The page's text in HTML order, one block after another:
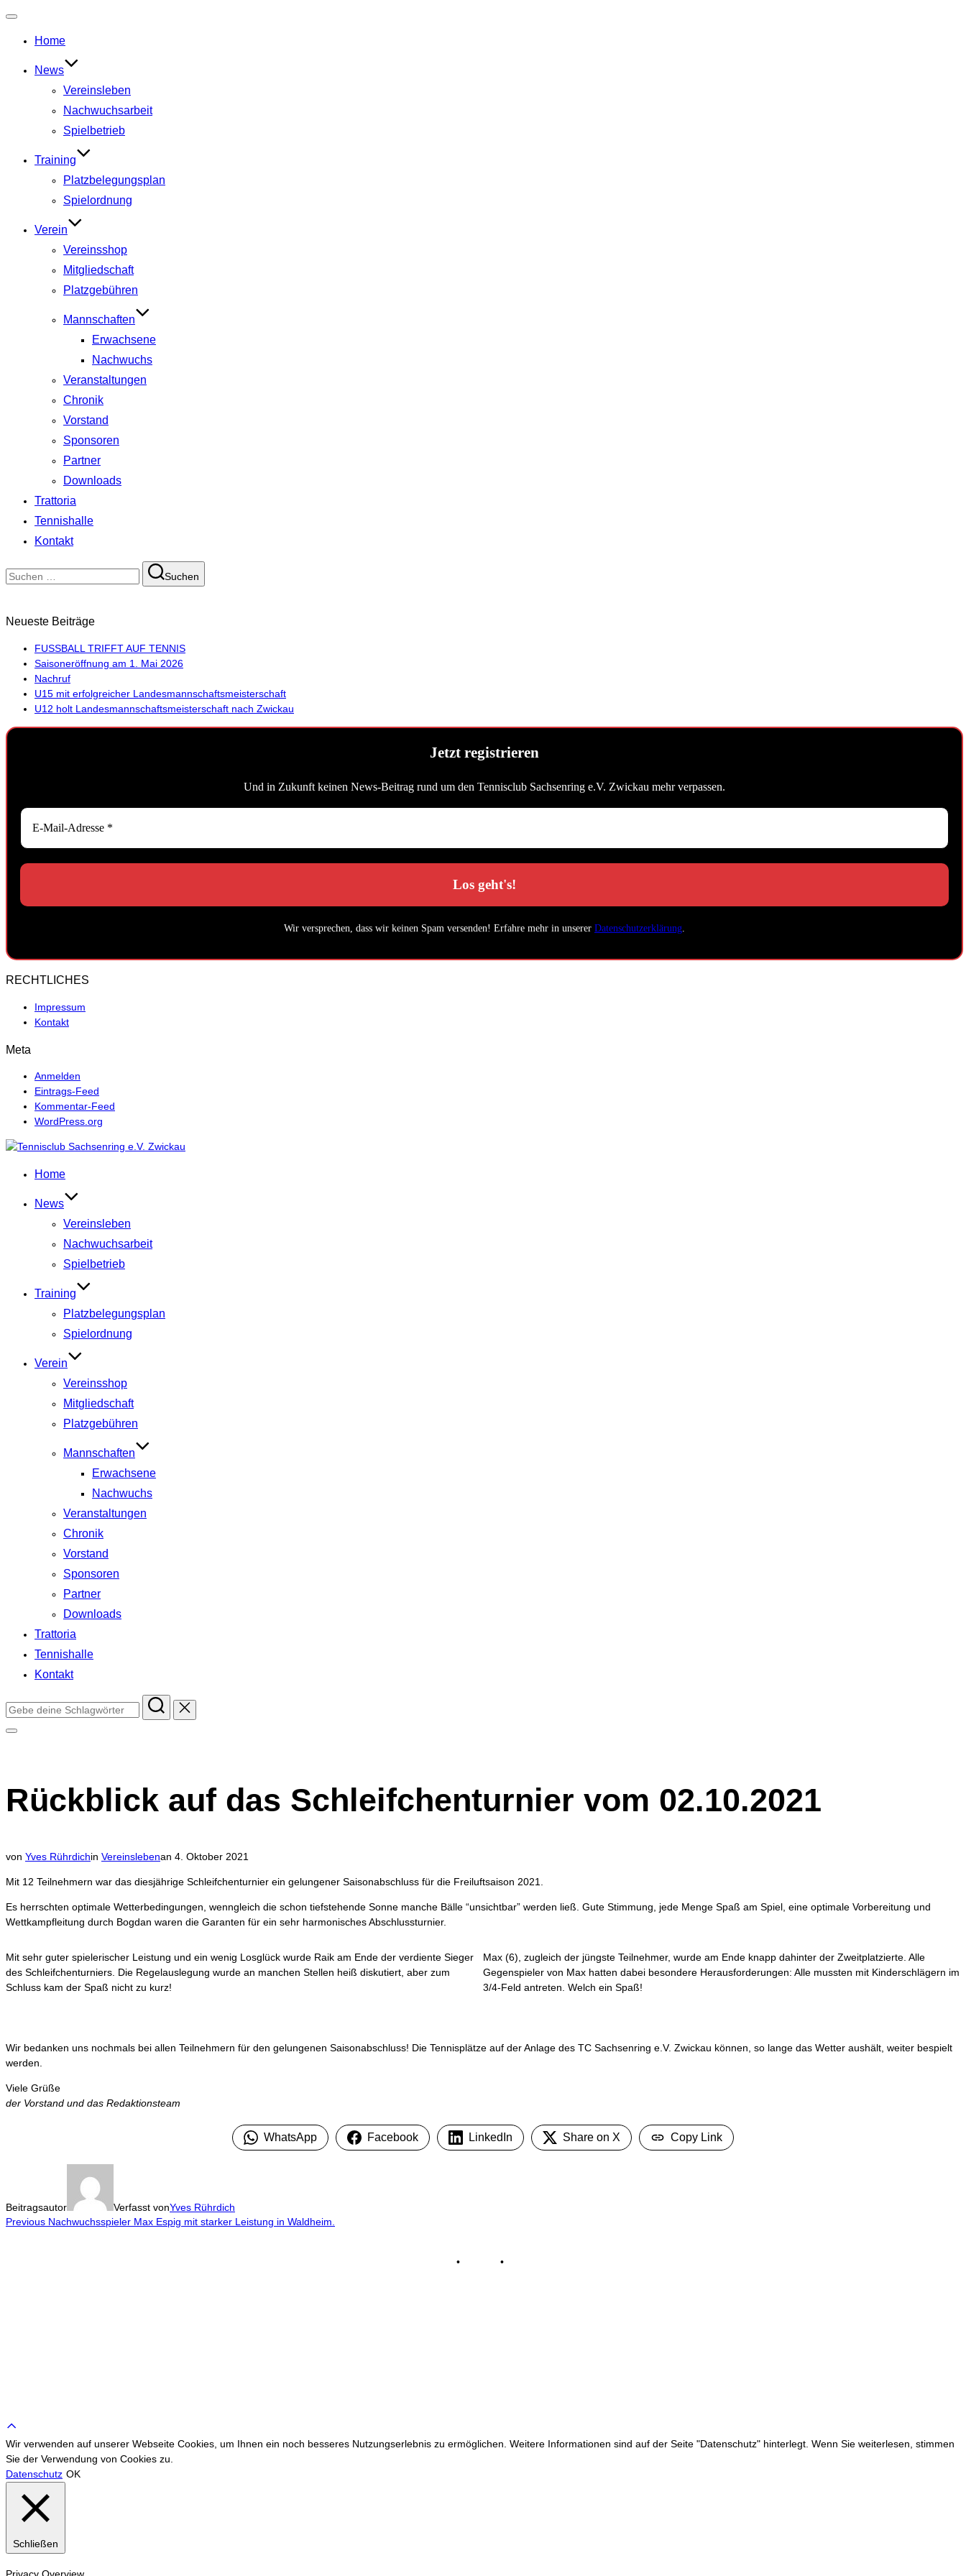
umschalten
Home
News
Vereinsleben
Nachwuchsarbeit
Spielbetrieb
Training
Platzbelegungsplan
Spielordnung
Verein
Vereinsshop
Mitgliedschaft
Platzgebühren
Mannschaften
Erwachsene
Nachwuchs
Veranstaltungen
Chronik
Vorstand
Sponsoren
Partner
Downloads
Trattoria
Tennishalle
Kontakt
Suchen
nach:
Suchen
Neueste Beiträge
FUSSBALL TRIFFT AUF TENNIS
Saisoneröffnung am 1. Mai 2026
Nachruf
U15 mit erfolgreicher Landesmannschaftsmeisterschaft
U12 holt Landesmannschaftsmeisterschaft nach Zwickau
Jetzt registrieren
Und in Zukunft keinen News-Beitrag rund um den Tennisclub Sachsenring e.V. Zwickau mehr verpassen.
Wir versprechen, dass wir keinen Spam versenden! Erfahre mehr in unserer Datenschutzerklärung
RECHTLICHES
Impressum
Kontakt
Meta
Anmelden
Eintrags-Feed
Kommentar-Feed
WordPress.org
Zum
springenHome
News
Vereinsleben
Nachwuchsarbeit
Spielbetrieb
Training
Platzbelegungsplan
Spielordnung
Verein
Vereinsshop
Mitgliedschaft
Platzgebühren
Mannschaften
Erwachsene
Nachwuchs
Veranstaltungen
Chronik
Vorstand
Sponsoren
Partner
Downloads
Trattoria
Tennishalle
Kontakt
Suchen
nach:
Rückblick auf das Schleifchenturnier vom 02.10.2021
von Yves Rührdichin Vereinslebenan Veröffentlicht
4. Oktober 2021
Mit 12 Teilnehmern war das diesjährige Schleifchenturnier ein gelungener Saisonabschluss für die Freiluftsaison 2021.
Es herrschten optimale Wetterbedingungen, wenngleich die schon tiefstehende Sonne manche Bälle “unsichtbar” werden ließ. Gute Stimmung, jede Menge Spaß am Spiel, eine optimale Vorbereitung und
Wettkampfleitung durch Bogdan waren die Garanten für ein sehr harmonisches Abschlussturnier.
Mit sehr guter spielerischer Leistung und ein wenig Losglück wurde Raik am Ende der verdiente Sieger
des Schleifchenturniers. Die Regelauslegung wurde an manchen Stellen heiß diskutiert, aber zum
Schluss kam der Spaß nicht zu kurz!
Max (6), zugleich der jüngste Teilnehmer, wurde am Ende knapp dahinter der Zweitplatzierte. Alle
Gegenspieler von Max hatten dabei besondere Herausforderungen: Alle mussten mit Kinderschlägern im
3/4-Feld antreten. Welch ein Spaß!
Wir bedanken uns nochmals bei allen Teilnehmern für den gelungenen Saisonabschluss! Die Tennisplätze auf der Anlage des TC Sachsenring e.V. Zwickau können, so lange das Wetter aushält, weiter bespielt
werden.
Viele Grüße
der Vorstand und das Redaktionsteam
WhatsApp Facebook LinkedIn Share on X Copy Link
Beitragsautor Verfasst vonYves Rührdich
Beitragsnavigation
Previous
Previous Nachwuchsspieler Max Espig mit starker Leistung in Waldheim.
• •
to
top
Wir verwenden auf unserer Webseite Cookies, um Ihnen ein noch besseres Nutzungserlebnis zu ermöglichen. Weitere Informationen sind auf der Seite "Datenschutz" hinterlegt. Wenn Sie weiterlesen, stimmen
Sie der Verwendung von Cookies zu.
Datenschutz OK
Schließen
Privacy Overview